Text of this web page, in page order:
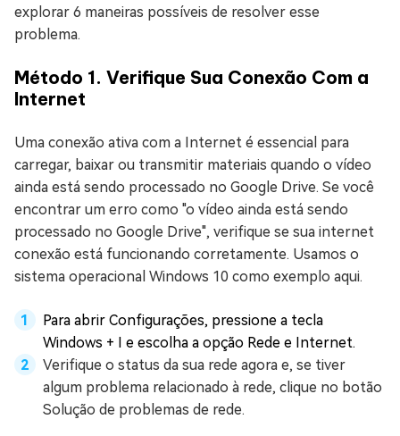
explorar 6 maneiras possíveis de resolver esse
problema.
Método 1. Verifique Sua Conexão Com a
Internet
Uma conexão ativa com a Internet é essencial para
carregar, baixar ou transmitir materiais quando o vídeo
ainda está sendo processado no Google Drive. Se você
encontrar um erro como "o vídeo ainda está sendo
processado no Google Drive", verifique se sua internet
conexão está funcionando corretamente. Usamos o
sistema operacional Windows 10 como exemplo aqui.
Para abrir Configurações, pressione a tecla
Windows + I e escolha a opção Rede e Internet.
Verifique o status da sua rede agora e, se tiver
algum problema relacionado à rede, clique no botão
Solução de problemas de rede.